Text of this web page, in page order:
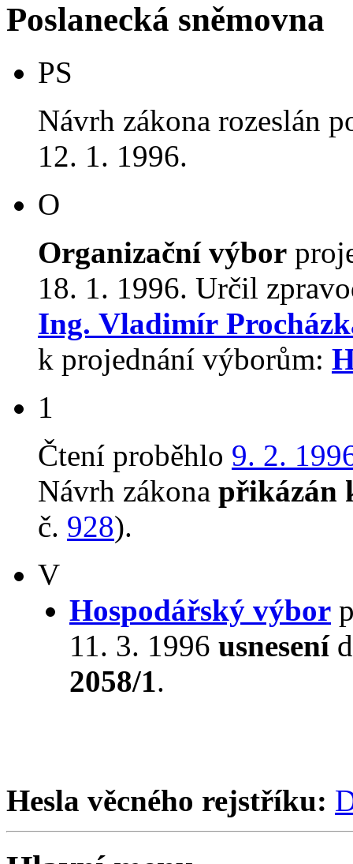
Poslanecká sněmovna
PS
Návrh zákona rozeslán
12. 1. 1996.
O
Organizační výbor
18. 1. 1996. Určil
Ing. Vladimír
k projednání výborům:
1
Čtení proběhlo 9. 2.
Návrh zákona přikázán
č. 928).
V
Hospodářský výbor
11. 3. 1996 usnesení
2058/1.
Hesla věcného rejstříku: